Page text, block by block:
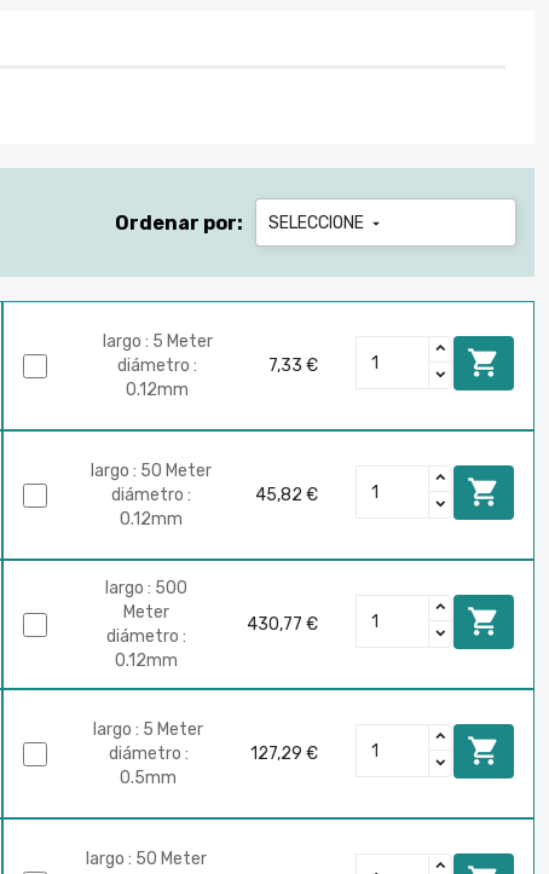
Ordenar por: SELECCIONE 
largo : 5 Meter
diámetro :
0.12mm
7,33 € 
largo : 50 Meter
diámetro :
0.12mm
45,82 € 
largo : 500
Meter
diámetro :
0.12mm
430,77 € 
largo : 5 Meter
diámetro :
0.5mm
127,29 € 
largo : 50 Meter